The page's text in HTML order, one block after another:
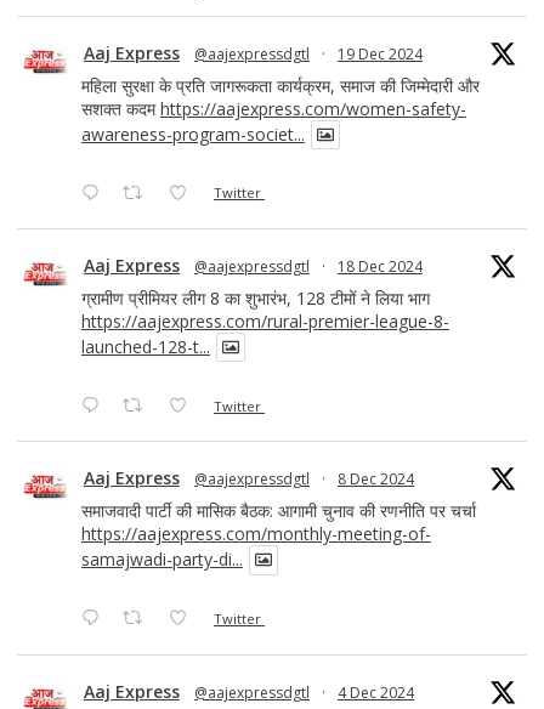
Aaj Express @aajexpressdgtl · 19 Dec 2024
महिला सुरक्षा के प्रति जागरूकता कार्यक्रम, समाज की जिम्मेदारी और
सशक्त कदमhttps://aajexpress.com/women-safety-
awareness-program-societ...
Twitter
Aaj Express @aajexpressdgtl · 18 Dec 2024
ग्रामीण प्रीमियर लीग 8 का शुभारंभ, 128 टीमों ने लिया भाग
https://aajexpress.com/rural-premier-league-8-
launched-128-t...
Twitter
Aaj Express @aajexpressdgtl · 8 Dec 2024
समाजवादी पार्टी की मासिक बैठक: आगामी चुनाव की रणनीति पर चर्चा
https://aajexpress.com/monthly-meeting-of-
samajwadi-party-di...
Twitter
Aaj Express @aajexpressdgtl · 4 Dec 2024